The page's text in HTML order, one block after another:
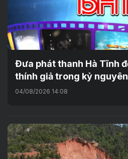
Đưa phát thanh Hà Tĩnh
thính giả trong kỷ
04/08/2026 14:08